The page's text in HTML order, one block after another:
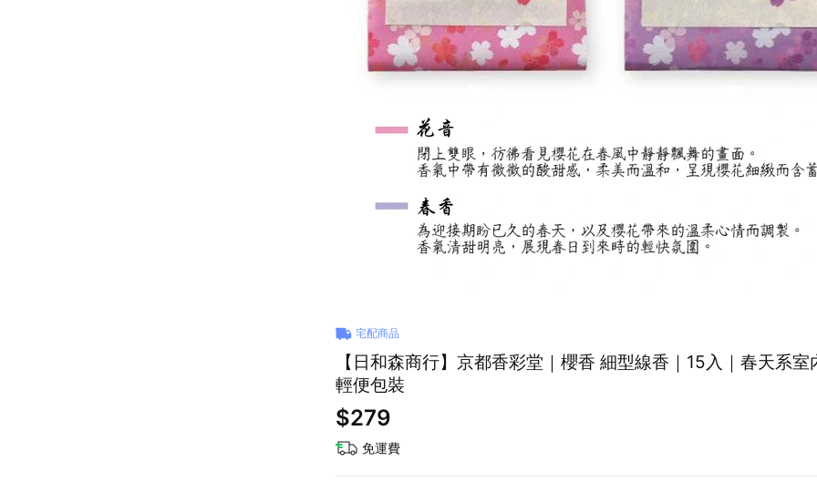
宅配商品
【日和森商行】京都香彩堂｜櫻香 細型線香｜15入｜春天系室
輕便包裝
$279
免運費